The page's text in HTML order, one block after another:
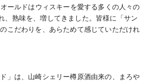
ールドはウィスキーを愛する多くの人々の
、熟味を、増してきました。皆様に「サン
こだわりを、あらためて感じていただけれ
」は、山崎シェリー樽原酒由来の、まろや